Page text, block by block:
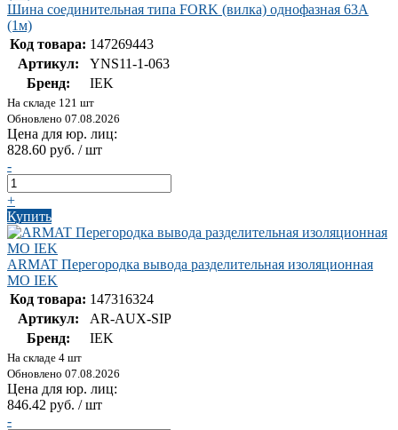
Шина соединительная типа FORK (вилка) однофазная 63А
(1м)
Код товара: 147269443
Артикул:
YNS11-1-063
Бренд:
IEK
На складе 121 шт
Обновлено 07.08.2026
Цена для юр. лиц:
828.60 руб. / шт
-
+
Купить
ARMAT Перегородка вывода разделительная изоляционная
МО IEK
Код товара: 147316324
Артикул:
AR-AUX-SIP
Бренд:
IEK
На складе 4 шт
Обновлено 07.08.2026
Цена для юр. лиц:
846.42 руб. / шт
-